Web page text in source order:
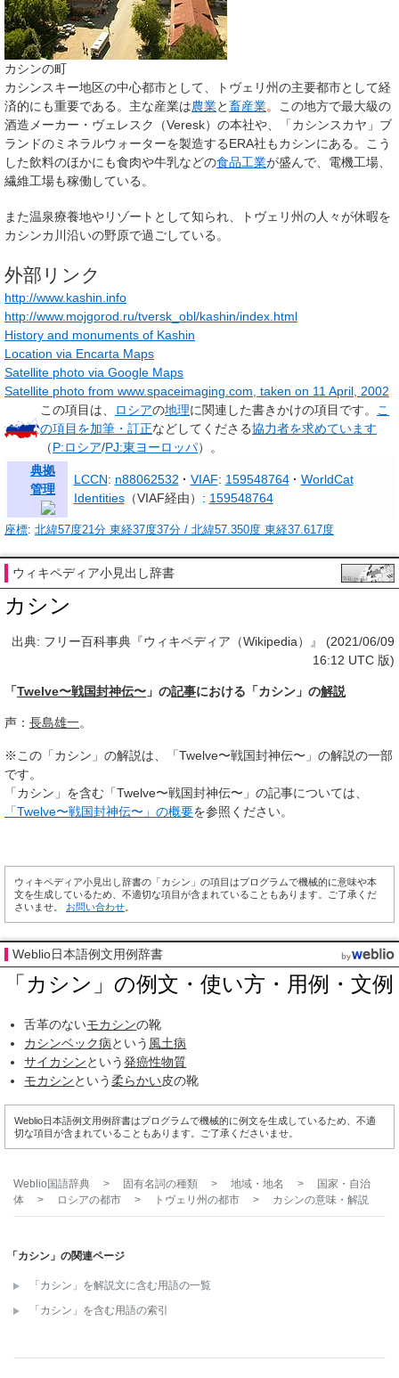
カシンの町
カシンスキー地区の中心都市として、トヴェリ州の主要都市として経
済的にも重要である。主な産業は農業と畜産業。この地方で最大級の
酒造メーカー・ヴェレスク（Veresk）の本社や、「カシンスカヤ」ブ
ランドのミネラルウォーターを製造するERA社もカシンにある。こう
した飲料のほかにも食肉や牛乳などの食品工業が盛んで、電機工場、
繊維工場も稼働している。
また温泉療養地やリゾートとして知られ、トヴェリ州の人々が休暇を
カシンカ川沿いの野原で過ごしている。
外部リンク
http://www.kashin.info
http://www.mojgorod.ru/tversk_obl/kashin/index.html
History and monuments of Kashin
Location via Encarta Maps
Satellite photo via Google Maps
Satellite photo from www.spaceimaging.com, taken on 11 April, 2002
この項目は、
ロシアの地理に関連した書きかけの項目 です。 こ
の項目を加筆・訂正などしてくださる協力者を求めています
（P:ロシア/PJ:東ヨーロッパ）。
典拠
管理
LCCN: n88062532 VIAF: 159548764
WorldCat
Identities（VIAF経由）: 159548764
座標: 北緯57度21分 東経37度37分 / 北緯57.350度 東経37.617度
ウィキペディア小見出し辞書
カシン
出典: フリー百科事典『ウィキペディア（Wikipedia）』 (2021/06/09
16:12 UTC 版)
「Twelve〜戦国封神伝〜 」の記事における「カシン」の解説
声： 長島雄一。
※この「カシン」の解説は、「Twelve〜戦国封神伝〜」の解説の一部
です。
「カシン」を含む「Twelve〜戦国封神伝〜」の記事については、
「Twelve〜戦国封神伝〜」の概要を参照ください。
ウィキペディア小見出し辞書の「カシン」の項目はプログラムで機械的に意味や本
文を生成しているため、不適切な項目が含まれていることもあります。ご了承くだ
さいませ。 お問い合わせ
Weblio日本語例文用例辞書
「カシン」の例文・使い方・用例・文例
舌革のないモカシンの靴
カシンベック病という 風土病
サイカシンという発癌性物質
モカシンという柔らかい皮の靴
Weblio日本語例文用例辞書はプログラムで機械的に例文を生成しているため、不適
切な項目が含まれていることもあります。ご了承くださいませ。
Weblio国語辞典 > 固有名詞の種類 > 地域・地名 >
国家・自治
体
> ロシアの都市 > トヴェリ州の都市 > カシンの意味・解説
「カシン」の関連ページ
「カシン」を解説文に含む用語の一覧
「カシン」を含む用語の索引